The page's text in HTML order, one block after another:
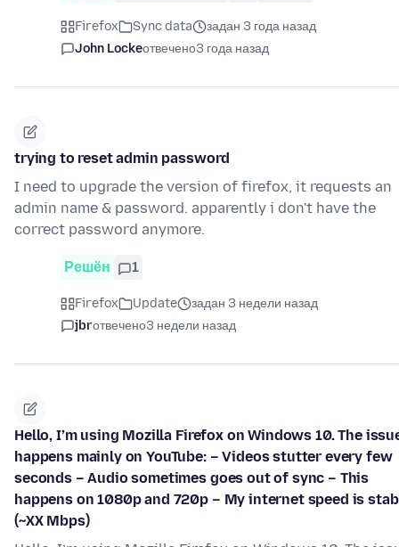
Firefox Sync data
задан 3 года назад
John Lockeотвечено3 года назад
trying to reset admin password
I need to upgrade the version of firefox, it requests an
admin name & password. apparently i don't have the
correct password anymore.
Решён 1
Firefox Update
задан 3 недели назад
jbrотвечено3 недели назад
Hello, I’m using Mozilla Firefox on Windows 10. The
happens mainly on YouTube: – Videos stutter every few
seconds – Audio sometimes goes out of sync – This
happens on 1080p and 720p – My internet speed is
(~XX Mbps)